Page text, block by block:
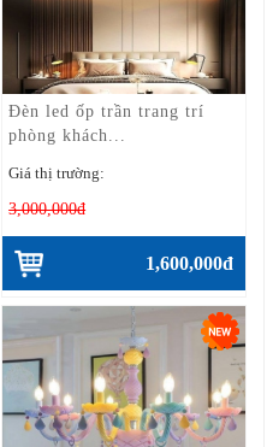
Đèn led ốp trần trang trí
phòng khách...
Giá thị trường:
3,000,000đ
1,600,000đ